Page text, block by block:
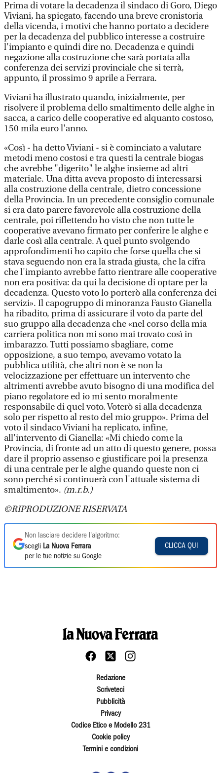
Prima di votare la decadenza il sindaco di Goro, Diego
Viviani, ha spiegato, facendo una breve cronistoria
della vicenda, i motivi che hanno portato a decidere
per la decadenza del pubblico interesse a costruire
l'impianto e quindi dire no. Decadenza e quindi
negazione alla costruzione che sarà portata alla
conferenza dei servizi provinciale che si terrà,
appunto, il prossimo 9 aprile a Ferrara.
Viviani ha illustrato quando, inizialmente, per
risolvere il problema dello smaltimento delle alghe in
sacca, a carico delle cooperative ed alquanto costoso,
150 mila euro l'anno.
«Così - ha detto Viviani - si è cominciato a valutare
metodi meno costosi e tra questi la centrale biogas
che avrebbe "digerito" le alghe insieme ad altri
materiale. Una ditta aveva proposto di interessarsi
alla costruzione della centrale, dietro concessione
della Provincia. In un precedente consiglio comunale
si era dato parere favorevole alla costruzione della
centrale, poi riflettendo ho visto che non tutte le
cooperative avevano firmato per conferire le alghe e
darle così alla centrale. A quel punto svolgendo
approfondimenti ho capito che forse quella che si
stava seguendo non era la strada giusta, che la cifra
che l'impianto avrebbe fatto rientrare alle cooperative
non era positiva: da qui la decisione di optare per la
decadenza. Questo voto lo porterò alla conferenza dei
servizi». Il capogruppo di minoranza Fausto Gianella
ha ribadito, prima di assicurare il voto da parte del
suo gruppo alla decadenza che «nel corso della mia
carriera politica non mi sono mai trovato così in
imbarazzo. Tutti possiamo sbagliare, come
opposizione, a suo tempo, avevamo votato la
pubblica utilità, che altri non è se non la
velocizzazione per effettuare un intervento che
altrimenti avrebbe avuto bisogno di una modifica del
piano regolatore ed io mi sento moralmente
responsabile di quel voto. Voterò si alla decadenza
solo per rispetto al resto del mio gruppo». Prima del
voto il sindaco Viviani ha replicato, infine,
all'intervento di Gianella: «Mi chiedo come la
Provincia, di fronte ad un atto di questo genere, possa
dare il proprio assenso e giustificare poi la presenza
di una centrale per le alghe quando queste non ci
sono perché si continuerà con l'attuale sistema di
smaltimento». (m.r.b.)
©RIPRODUZIONE RISERVATA
Non lasciare decidere l'algoritmo:
scegli La Nuova Ferrara
per le tue notizie su Google
CLICCA QUI
Redazione
Scriveteci
Pubblicità
Privacy
Codice Etico e Modello 231
Cookie policy
Termini e condizioni